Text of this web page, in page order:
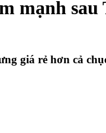
mạnh
giá rẻ hơn cả